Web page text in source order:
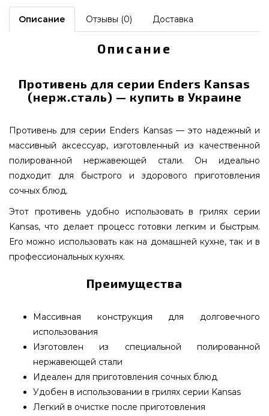
Описание Отзывы (0) Доставка
Описание
Противень для серии Enders Kansas
(нерж.сталь) — купить в Украине
Противень для серии Enders Kansas — это надежный и
массивный аксессуар, изготовленный из качественной
полированной нержавеющей стали. Он идеально
подходит для быстрого и здорового приготовления
сочных блюд.
Этот противень удобно использовать в грилях серии
Kansas, что делает процесс готовки легким и быстрым.
Его можно использовать как на домашней кухне, так и в
профессиональных кухнях.
Преимущества
Массивная конструкция для долговечного
использования
Изготовлен из специальной полированной
нержавеющей стали
Идеален для приготовления сочных блюд
Удобен в использовании в грилях серии Kansas
Легкий в очистке после приготовления